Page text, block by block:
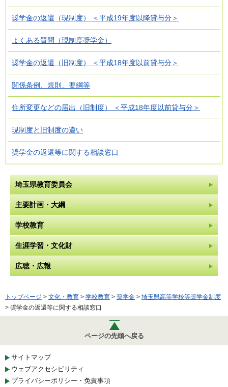
奨学金の返還（現制度） ＜平成19年度以降貸与分＞
よくある質問（現制度奨学金）
奨学金の返還（旧制度） ＜平成18年度以前貸与分＞
関係条例、規則、要綱等
住所変更などの届出（旧制度） ＜平成18年度以前貸与分＞
現制度と旧制度の違い
奨学金の返還等に関する相談窓口
埼玉県教育委員会
主要計画・大綱
学校教育
生涯学習・文化財
広聴・広報
トップページ > 文化・教育 > 学校教育 > 奨学金 > 埼玉県高等学校等奨学金制度
> 奨学金の返還等に関する相談窓口
ページの先頭へ戻る
サイトマップ
ウェブアクセシビリティ
プライバシーポリシー・免責事項